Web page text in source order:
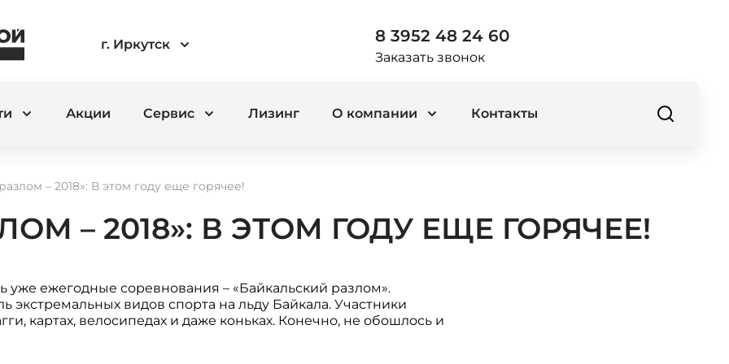
г. Иркутск 8 3952 48 24 60
Заказать звонок
Акции Сервис Лизинг О компании Контакты
– 2018»: В этом году еще горячее!
– 2018»: В ЭТОМ ГОДУ ЕЩЕ ГОРЯЧЕЕ!
уже ежегодные соревнования – «Байкальский разлом».
видов спорта на льду Байкала. Участники
картах, велосипедах и даже коньках. Конечно, не обошлось и